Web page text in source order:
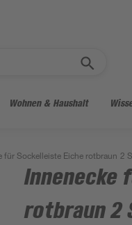
Wohnen & Haushalt
für Sockelleiste Eiche rotbraun 2
Innenecke
rotbraun 2